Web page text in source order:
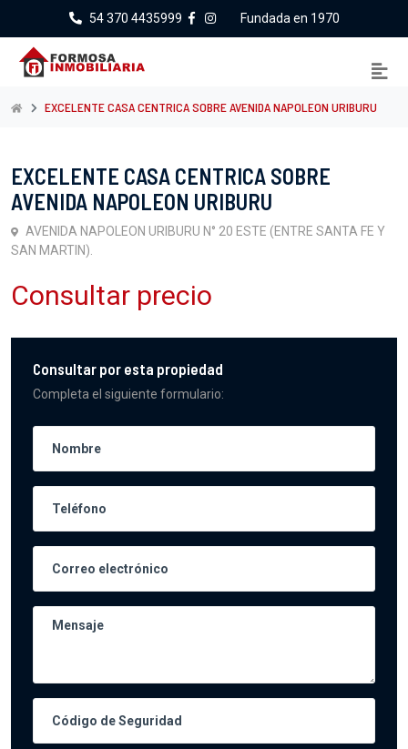
54 370 4435999 Fundada en 1970
EXCELENTE CASA CENTRICA SOBRE AVENIDA NAPOLEON URIBURU
EXCELENTE CASA CENTRICA SOBRE
AVENIDA NAPOLEON URIBURU
AVENIDA NAPOLEON URIBURU N° 20 ESTE (ENTRE SANTA FE Y
SAN MARTIN).
Consultar precio
Consultar por esta propiedad
Completa el siguiente formulario: